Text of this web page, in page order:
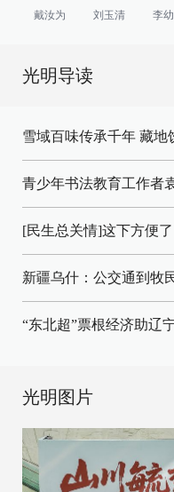
戴汝为
刘玉清 李
光明导读
雪域百味传承千年 藏
青少年书法教育工作者
[民生总关情]这下方便了
新疆乌什：公交通到牧
“东北超”票根经济助辽
光明图片